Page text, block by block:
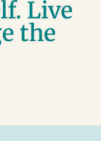
Live
the